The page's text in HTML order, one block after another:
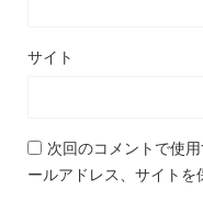
サイト
次回のコメントで使
ールアドレス、サイトを